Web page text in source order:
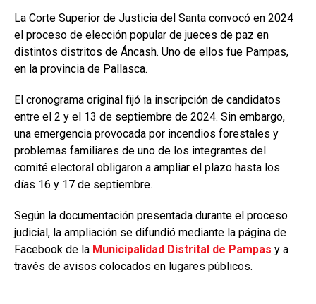
La Corte Superior de Justicia del Santa convocó en 2024
el proceso de elección popular de jueces de paz en
distintos distritos de Áncash. Uno de ellos fue Pampas,
en la provincia de Pallasca.
El cronograma original fijó la inscripción de candidatos
entre el 2 y el 13 de septiembre de 2024. Sin embargo,
una emergencia provocada por incendios forestales y
problemas familiares de uno de los integrantes del
comité electoral obligaron a ampliar el plazo hasta los
días 16 y 17 de septiembre.
Según la documentación presentada durante el proceso
judicial, la ampliación se difundió mediante la página de
Facebook de la Municipalidad Distrital de Pampas y a
través de avisos colocados en lugares públicos.